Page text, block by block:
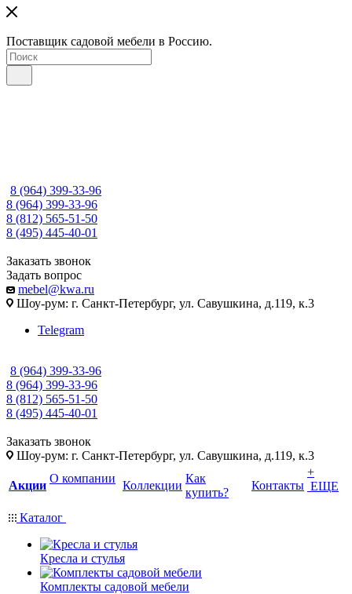
Поставщик садовой мебели в Россию.
8 (964) 399-33-96
8 (964) 399-33-96
8 (812) 565-51-50
8 (495) 445-40-01
Заказать звонок
Задать вопрос
mebel@kwa.ru
Шоу-рум: г. Санкт-Петербург, ул. Савушкина, д.119, к.3
Telegram
8 (964) 399-33-96
8 (964) 399-33-96
8 (812) 565-51-50
8 (495) 445-40-01
Заказать звонок
Шоу-рум: г. Санкт-Петербург, ул. Савушкина, д.119, к.3
Акции
О компании
Коллекции
Как
купить?
Контакты
+
ЕЩЕ
Каталог
Кресла и стулья
Комплекты садовой мебели